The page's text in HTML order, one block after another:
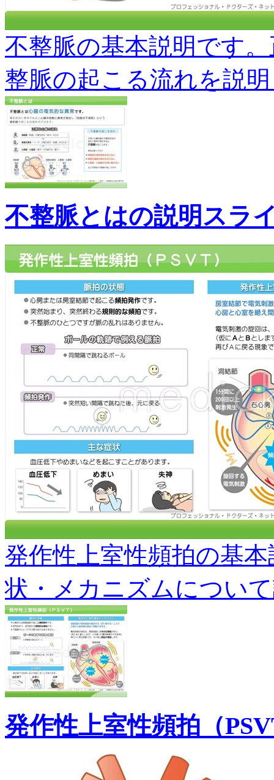
不整脈の基本説明です
整脈の起こる流れを説
不整脈とはの説明スラ
発作性上室性頻拍の基
状・メカニズムについ
発作性上室性頻拍（